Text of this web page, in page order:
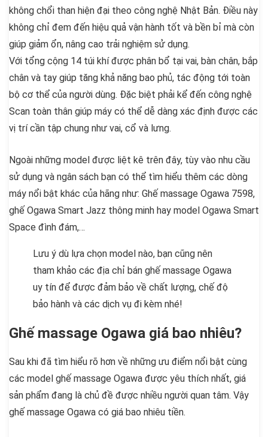
không chổi than hiện đại theo công nghệ Nhật Bản. Điều này
không chỉ đem đến hiệu quả vận hành tốt và bền bỉ mà còn
giúp giảm ổn, nâng cao trải nghiệm sử dụng.
Với tổng cộng 14 túi khí được phân bổ tại vai, bàn chân, bắp
chân và tay giúp tăng khả năng bao phủ, tác động tới toàn
bộ cơ thể của người dùng. Đặc biệt phải kể đến công nghệ
Scan toàn thân giúp máy có thể dễ dàng xác định được các
vị trí cần tập chung như vai, cổ và lưng.
Ngoài những model được liệt kê trên đây, tùy vào nhu cầu
sử dụng và ngân sách bạn có thể tìm hiểu thêm các dòng
máy nổi bật khác của hãng như: Ghế massage Ogawa 7598,
ghế Ogawa Smart Jazz thông minh hay model Ogawa Smart
Space đình đám,…
Lưu ý dù lựa chọn model nào, bạn cũng nên
tham khảo các địa chỉ bán ghế massage Ogawa
uy tín để được đảm bảo về chất lượng, chế độ
bảo hành và các dịch vụ đi kèm nhé!
Ghế massage Ogawa giá bao nhiêu?
Sau khi đã tìm hiểu rõ hơn về những ưu điểm nổi bật cùng
các model ghế massage Ogawa được yêu thích nhất, giá
sản phẩm đang là chủ đề được nhiều người quan tâm. Vậy
ghế massage Ogawa có giá bao nhiêu tiền.